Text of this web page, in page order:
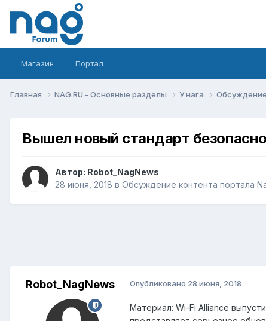
Магазин Портал
Главная NAG.RU - Основные разделы У нага Обсуждение
Вышел новый стандарт
Автор: Robot_NagNews
28 июня, 2018 в Обсуждение контента портала
Robot_NagNews Опубликовано 28 июня, 2018
Материал: Wi-Fi Alliance